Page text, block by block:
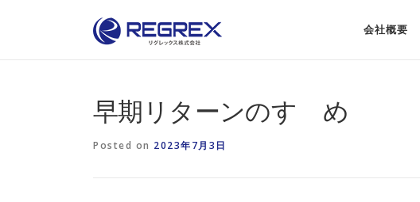
会社概要
早期リターンのすゝめ
Posted on 2023年7月3日